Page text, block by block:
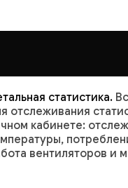
статистика.
отслеживания
кабинете:
вентиляторов и